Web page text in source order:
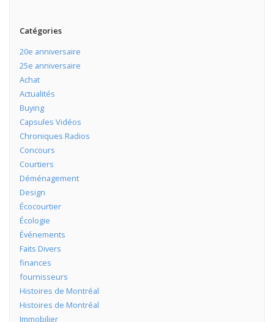
Catégories
20e anniversaire
25e anniversaire
Achat
Actualités
Buying
Capsules Vidéos
Chroniques Radios
Concours
Courtiers
Déménagement
Design
Écocourtier
Écologie
Événements
Faits Divers
finances
fournisseurs
Histoires de Montréal
Histoires de Montréal
Immobilier